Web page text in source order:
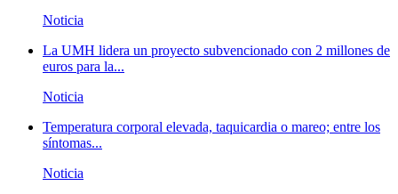
Noticia
La UMH lidera un proyecto subvencionado con 2 millones de
euros para la...
Noticia
Temperatura corporal elevada, taquicardia o mareo; entre los
síntomas...
Noticia